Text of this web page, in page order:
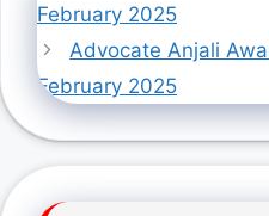
February 2025
Advocate Anjali
February 2025